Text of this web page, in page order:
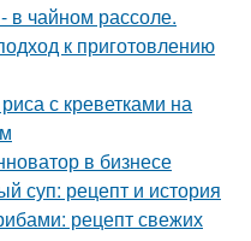
чайном рассоле.
к приготовлению
с креветками на
в бизнесе
суп: рецепт и история
рецепт свежих